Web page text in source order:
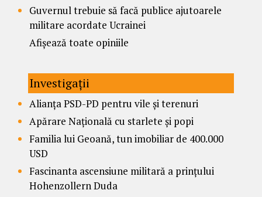
Guvernul trebuie să facă publice ajutoarele
militare acordate Ucrainei
Afișează toate opiniile
Investigații
Alianța PSD-PD pentru vile și terenuri
Apărare Națională cu starlete și popi
Familia lui Geoană, tun imobiliar de 400.000
USD
Fascinanta ascensiune militară a prințului
Hohenzollern Duda